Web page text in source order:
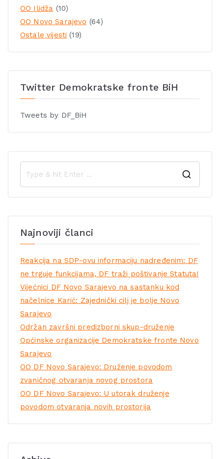
OO Ilidža (10)
OO Novo Sarajevo (64)
Ostale vijesti (19)
Twitter Demokratske fronte BiH
Tweets by DF_BiH
Najnoviji članci
Reakcija na SDP-ovu informaciju nadređenim: DF
ne trguje funkcijama, DF traži poštivanje Statuta!
Vijećnici DF Novo Sarajevo na sastanku kod
načelnice Karić: Zajednički cilj je bolje Novo
Sarajevo
Održan završni predizborni skup-druženje
Općinske organizacije Demokratske fronte Novo
Sarajevo
OO DF Novo Sarajevo: Druženje povodom
zvaničnog otvaranja novog prostora
OO DF Novo Sarajevo: U utorak druženje
povodom otvaranja novih prostorija